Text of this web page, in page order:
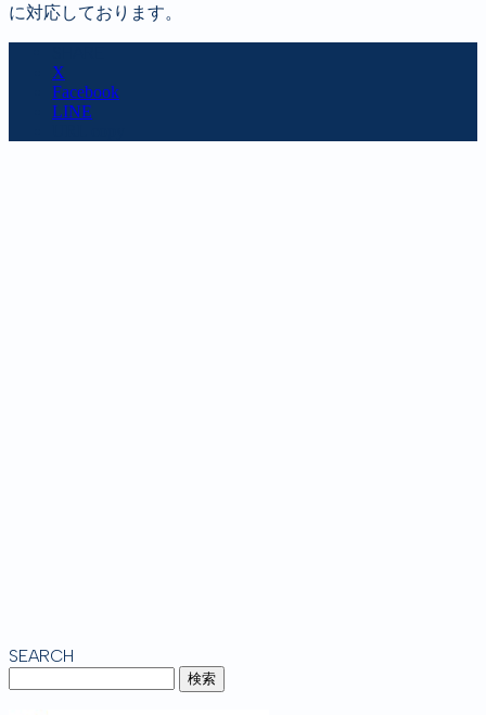
に対応しております。
X
Facebook
LINE
SEARCH